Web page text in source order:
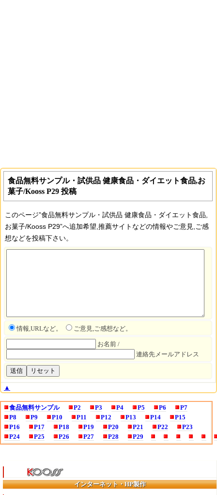
食品無料サンプル・試供品 健康食品・ダイエット食品,お
菓子/Kooss P29 投稿
このページ”食品無料サンプル・試供品 健康食品・ダイエット食品,
お菓子/Kooss P29”へ追加希望,推薦サイトなどの情報やご意見,ご感
想などを投稿下さい。
情報,URLなど。 ご意見,ご感想など。
お名前 /
連絡先メールアドレス
▲
食品無料サンプル P2 P3 P4 P5 P6
P7
P8
P9 P10 P11 P12 P13 P14
P15
P16
P17 P18 P19 P20 P21 P22
P23
P24
P25 P26 P27 P28 P29
インターネット・HP製作